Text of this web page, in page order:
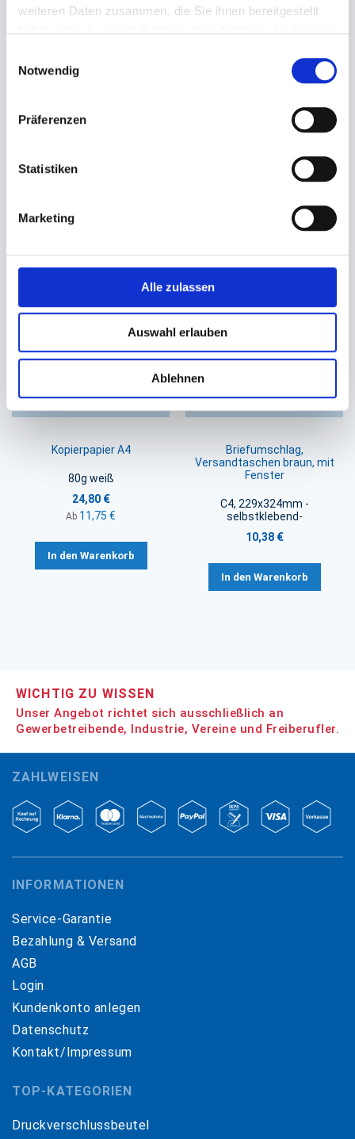
weiteren Daten zusammen, die Sie ihnen bereitgestellt
Notwendig
Präferenzen
Statistiken
Marketing
Alle zulassen
Auswahl erlauben
Ablehnen
Ø 100mm - rot -
Additionsrollen Thermorollen
B=80mm Ø=80mm
(Kern=Ø12mm)
Kopierpapier A4
80g weiß
24,80 €
Ab 11,75 €
In den Warenkorb
Briefumschlag,
Versandtaschen braun, mit
Fenster
C4, 229x324mm -
selbstklebend-
10,38 €
In den Warenkorb
WICHTIG ZU WISSEN
Unser Angebot richtet sich ausschließlich an
Gewerbetreibende, Industrie, Vereine und Freiberufler.
ZAHLWEISEN
INFORMATIONEN
Service-Garantie
Bezahlung & Versand
AGB
Login
Kundenkonto anlegen
Datenschutz
Kontakt/Impressum
TOP-KATEGORIEN
Druckverschlussbeutel